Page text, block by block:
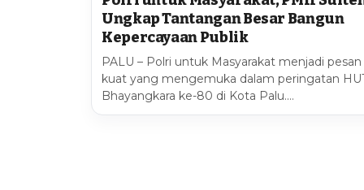
Ungkap Tantangan Besar Bangun
Kepercayaan Publik
PALU – Polri untuk Masyarakat menjadi pesan
kuat yang mengemuka dalam peringatan
Bhayangkara ke-80 di Kota Palu.…